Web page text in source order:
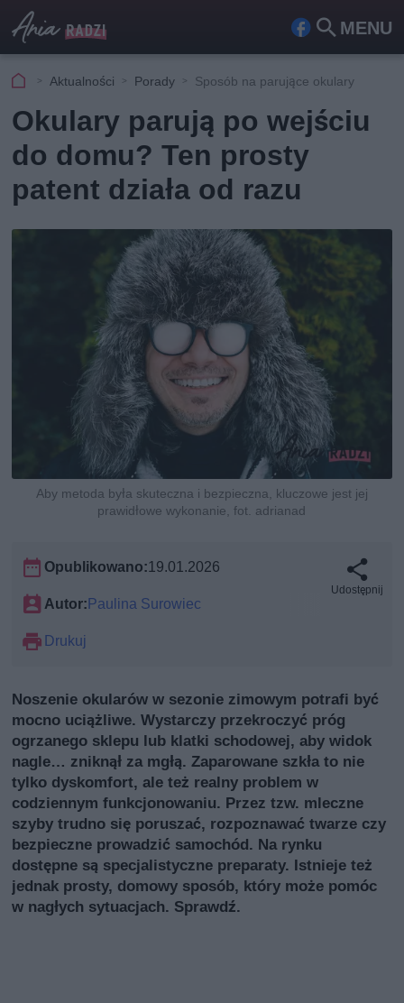
MENU
Fa
ook
Szu
kaj
Aktualności Porady Sposób na parujące okulary
Okulary parują po wejściu
do domu? Ten prosty
patent działa od razu
Aby metoda była skuteczna i bezpieczna, kluczowe jest jej
prawidłowe wykonanie, fot. adrianad
Opublikowano:19.01.2026
Autor:Paulina Surowiec
Drukuj
Udostępnij
Noszenie okularów w sezonie zimowym potrafi być
mocno uciążliwe. Wystarczy przekroczyć próg
ogrzanego sklepu lub klatki schodowej, aby widok
nagle… zniknął za mgłą. Zaparowane szkła to nie
tylko dyskomfort, ale też realny problem w
codziennym funkcjonowaniu. Przez tzw. mleczne
szyby trudno się poruszać, rozpoznawać twarze czy
bezpieczne prowadzić samochód. Na rynku
dostępne są specjalistyczne preparaty. Istnieje też
jednak prosty, domowy sposób, który może pomóc
w nagłych sytuacjach. Sprawdź.